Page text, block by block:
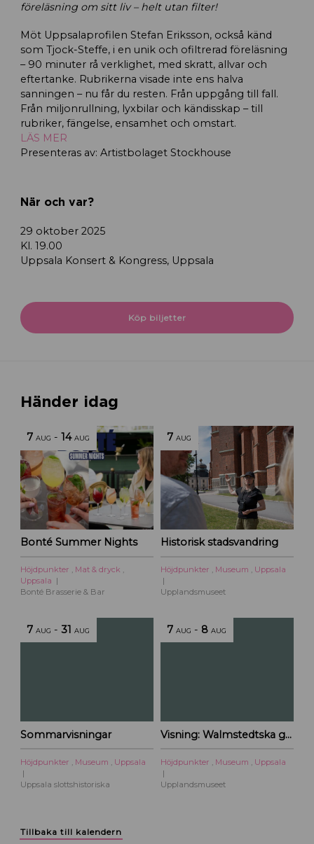
föreläsning om sitt liv – helt utan filter!
Möt Uppsalaprofilen Stefan Eriksson, också känd
som Tjock-Steffe, i en unik och ofiltrerad föreläsning
– 90 minuter rå verklighet, med skratt, allvar och
eftertanke. Rubrikerna visade inte ens halva
sanningen – nu får du resten. Från uppgång till fall.
Från miljonrullning, lyxbilar och kändisskap – till
rubriker, fängelse, ensamhet och omstart.
LÄS MER
Presenteras av: Artistbolaget Stockhouse
När och var?
29 oktober 2025
Kl. 19.00
Uppsala Konsert & Kongress, Uppsala
Köp biljetter
Händer idag
7 AUG -14 AUG
Bonté Summer Nights
Höjdpunkter , Mat & dryck ,
Uppsala
Bonté Brasserie & Bar
7 AUG
Historisk stadsvandring
Höjdpunkter , Museum , Uppsala
Upplandsmuseet
7 AUG -31 AUG
Sommarvisningar
Höjdpunkter Museum Uppsala
Uppsala slottshistoriska
7 AUG - 8 AUG
Visning: Walmstedtska gården
Höjdpunkter Museum Uppsala
Upplandsmuseet
Tillbaka till kalendern